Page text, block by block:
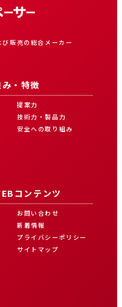
販売の総合メーカー
・特徴
提案力
技術力・製品力
安全への取り組み
コンテンツ
お問い合わせ
新着情報
プライバシーポリシー
サイトマップ